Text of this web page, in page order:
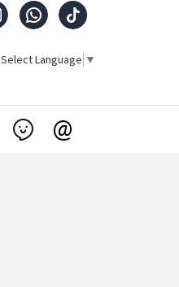
Select Language ▼
@